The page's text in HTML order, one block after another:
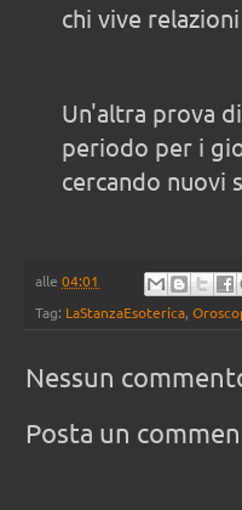
chi vive
Un'altra prova
periodo per i
cercando nuovi
alle 04:01
Tag: LaStanzaEsoterica,
Nessun
Posta un